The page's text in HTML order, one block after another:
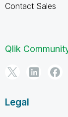
Contact Sales
Qlik
Legal